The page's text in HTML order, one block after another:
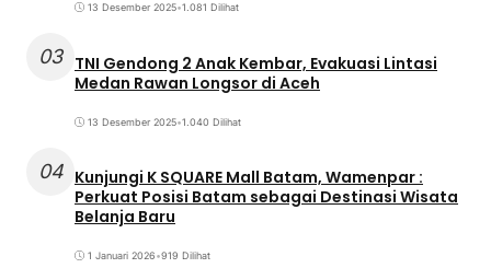
13 Desember 2025•1.081 Dilihat
03 TNI Gendong 2 Anak Kembar, Evakuasi Lintasi
Medan Rawan Longsor di Aceh
13 Desember 2025•1.040 Dilihat
04 Kunjungi K SQUARE Mall Batam, Wamenpar :
Perkuat Posisi Batam sebagai Destinasi Wisata
Belanja Baru
1 Januari 2026•919 Dilihat